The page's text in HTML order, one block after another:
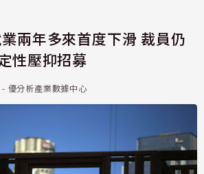
兩年多來首度下滑 裁員仍
性壓抑招募
優分析產業數據中心